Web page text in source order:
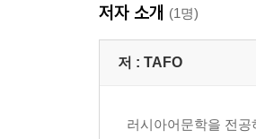
10. 단일 진실 공급원
[Part.2] 차가운 기계의 물
13. 우리는 모두 실버 구
저자 소개 (1명)
저 : TAFO
러시아어문학을 전